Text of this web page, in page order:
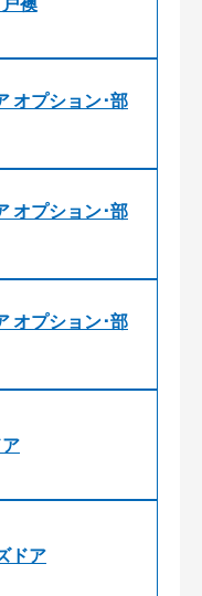
オプション･部
オプション･部
オプション･部
ドア